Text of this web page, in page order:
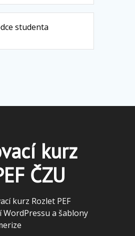
studenta
kurz
ČZU
kurz Rozlet PEF
WordPressu a šablony